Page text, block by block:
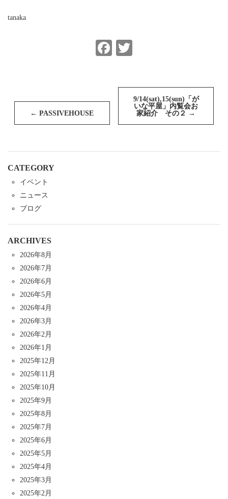
tanaka
Facebook
ゲ
← PASSIVEHOUSE
9/14(sat),15(sun)「が
いな平屋」内覧会お
家紹介 その２ →
CATEGORY
イベント
ニュース
ブログ
ARCHIVES
2026年8月
2026年7月
2026年6月
2026年5月
2026年4月
2026年3月
2026年2月
2026年1月
2025年12月
2025年11月
2025年10月
2025年9月
2025年8月
2025年7月
2025年6月
2025年5月
2025年4月
2025年3月
2025年2月